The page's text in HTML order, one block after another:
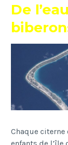
De
Chaque